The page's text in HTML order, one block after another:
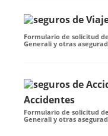
Formulario de solicitud
Generali y otras
Accidentes
Formulario de solicitud
Generali y otras